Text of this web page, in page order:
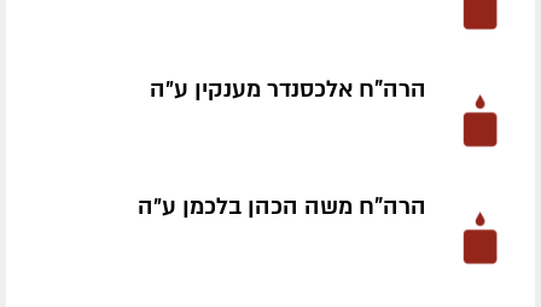
הרה"ח אלכסנדר מענקין ע״ה
הרה"ח משה הכהן בלכמן ע״ה